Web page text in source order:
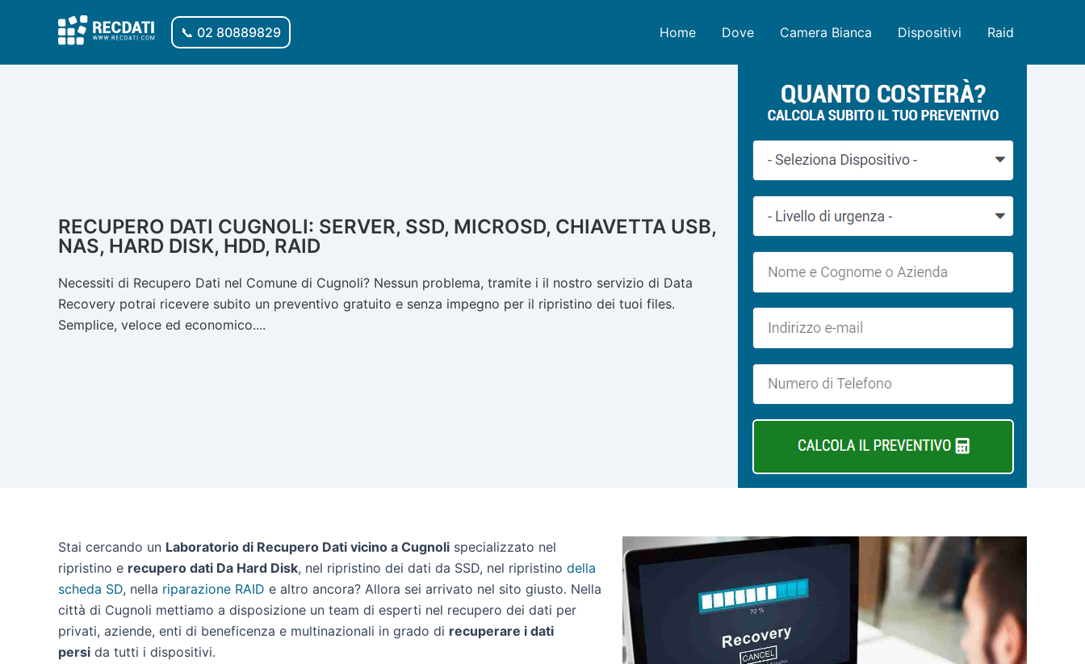
📞 02 80889829 Home Dove Camera Bianca Dispositivi Raid
RECUPERO DATI CUGNOLI: SERVER, SSD, MICROSD, CHIAVETTA USB,
NAS, HARD DISK, HDD, RAID
Necessiti di Recupero Dati nel Comune di Cugnoli? Nessun problema, tramite i il nostro servizio di Data
Recovery potrai ricevere subito un preventivo gratuito e senza impegno per il ripristino dei tuoi files.
Semplice, veloce ed economico....
Stai cercando un Laboratorio di Recupero Dati vicino a Cugnoli specializzato nel
ripristino e recupero dati Da Hard Disk, nel ripristino dei dati da SSD, nel ripristino della
scheda SD, nella riparazione RAID e altro ancora? Allora sei arrivato nel sito giusto. Nella
città di Cugnoli mettiamo a disposizione un team di esperti nel recupero dei dati per
privati, aziende, enti di beneficenza e multinazionali in grado di recuperare i dati
persi da tutti i dispositivi.